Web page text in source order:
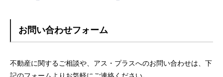
お問い合わせフォーム
不動産に関するご相談や、アス・プラスへのお問い合わせは、下